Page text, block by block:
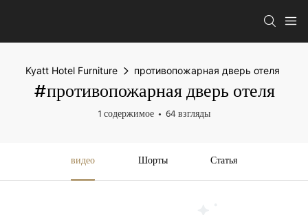
Kyatt Hotel Furniture противопожарная дверь отеля
#противопожарная дверь отеля
1 содержимое 64 взгляды
видео Шорты Статья